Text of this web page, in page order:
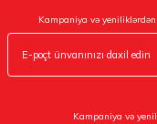
Kampaniya və
Kampaniya və